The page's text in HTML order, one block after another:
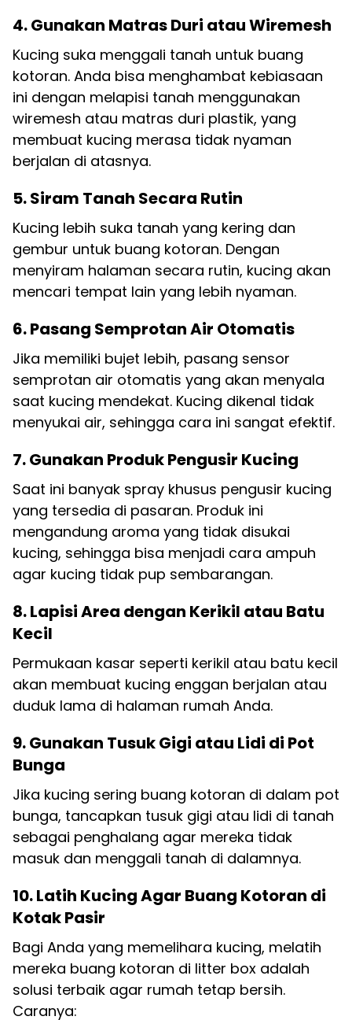
4. Gunakan Matras Duri atau Wiremesh
Kucing suka menggali tanah untuk buang
kotoran. Anda bisa menghambat kebiasaan
ini dengan melapisi tanah menggunakan
wiremesh atau matras duri plastik, yang
membuat kucing merasa tidak nyaman
berjalan di atasnya.
5. Siram Tanah Secara Rutin
Kucing lebih suka tanah yang kering dan
gembur untuk buang kotoran. Dengan
menyiram halaman secara rutin, kucing akan
mencari tempat lain yang lebih nyaman.
6. Pasang Semprotan Air Otomatis
Jika memiliki bujet lebih, pasang sensor
semprotan air otomatis yang akan menyala
saat kucing mendekat. Kucing dikenal tidak
menyukai air, sehingga cara ini sangat efektif.
7. Gunakan Produk Pengusir Kucing
Saat ini banyak spray khusus pengusir kucing
yang tersedia di pasaran. Produk ini
mengandung aroma yang tidak disukai
kucing, sehingga bisa menjadi cara ampuh
agar kucing tidak pup sembarangan.
8. Lapisi Area dengan Kerikil atau Batu
Kecil
Permukaan kasar seperti kerikil atau batu kecil
akan membuat kucing enggan berjalan atau
duduk lama di halaman rumah Anda.
9. Gunakan Tusuk Gigi atau Lidi di Pot
Bunga
Jika kucing sering buang kotoran di dalam pot
bunga, tancapkan tusuk gigi atau lidi di tanah
sebagai penghalang agar mereka tidak
masuk dan menggali tanah di dalamnya.
10. Latih Kucing Agar Buang Kotoran di
Kotak Pasir
Bagi Anda yang memelihara kucing, melatih
mereka buang kotoran di litter box adalah
solusi terbaik agar rumah tetap bersih.
Caranya: